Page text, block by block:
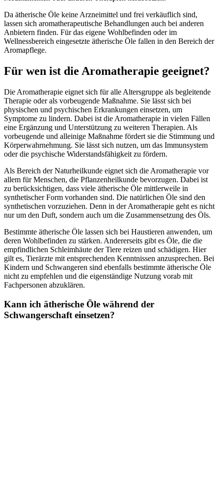
Da ätherische Öle keine Arzneimittel und frei verkäuflich sind,
lassen sich aromatherapeutische Behandlungen auch bei anderen
Anbietern finden. Für das eigene Wohlbefinden oder im
Wellnessbereich eingesetzte ätherische Öle fallen in den Bereich der
Aromapflege.
Für wen ist die Aromatherapie geeignet?
Die Aromatherapie eignet sich für alle Altersgruppe als begleitende
Therapie oder als vorbeugende Maßnahme. Sie lässt sich bei
physischen und psychischen Erkrankungen einsetzen, um
Symptome zu lindern. Dabei ist die Aromatherapie in vielen Fällen
eine Ergänzung und Unterstützung zu weiteren Therapien. Als
vorbeugende und alleinige Maßnahme fördert sie die Stimmung und
Körperwahrnehmung. Sie lässt sich nutzen, um das Immunsystem
oder die psychische Widerstandsfähigkeit zu fördern.
Als Bereich der Naturheilkunde eignet sich die Aromatherapie vor
allem für Menschen, die Pflanzenheilkunde bevorzugen. Dabei ist
zu berücksichtigen, dass viele ätherische Öle mittlerweile in
synthetischer Form vorhanden sind. Die natürlichen Öle sind den
synthetischen vorzuziehen. Denn in der Aromatherapie geht es nicht
nur um den Duft, sondern auch um die Zusammensetzung des Öls.
Bestimmte ätherische Öle lassen sich bei Haustieren anwenden, um
deren Wohlbefinden zu stärken. Andererseits gibt es Öle, die die
empfindlichen Schleimhäute der Tiere reizen und schädigen. Hier
gilt es, Tierärzte mit entsprechenden Kenntnissen anzusprechen. Bei
Kindern und Schwangeren sind ebenfalls bestimmte ätherische Öle
nicht zu empfehlen und die eigenständige Nutzung vorab mit
Fachpersonen abzuklären.
Kann ich ätherische Öle während der
Schwangerschaft einsetzen?